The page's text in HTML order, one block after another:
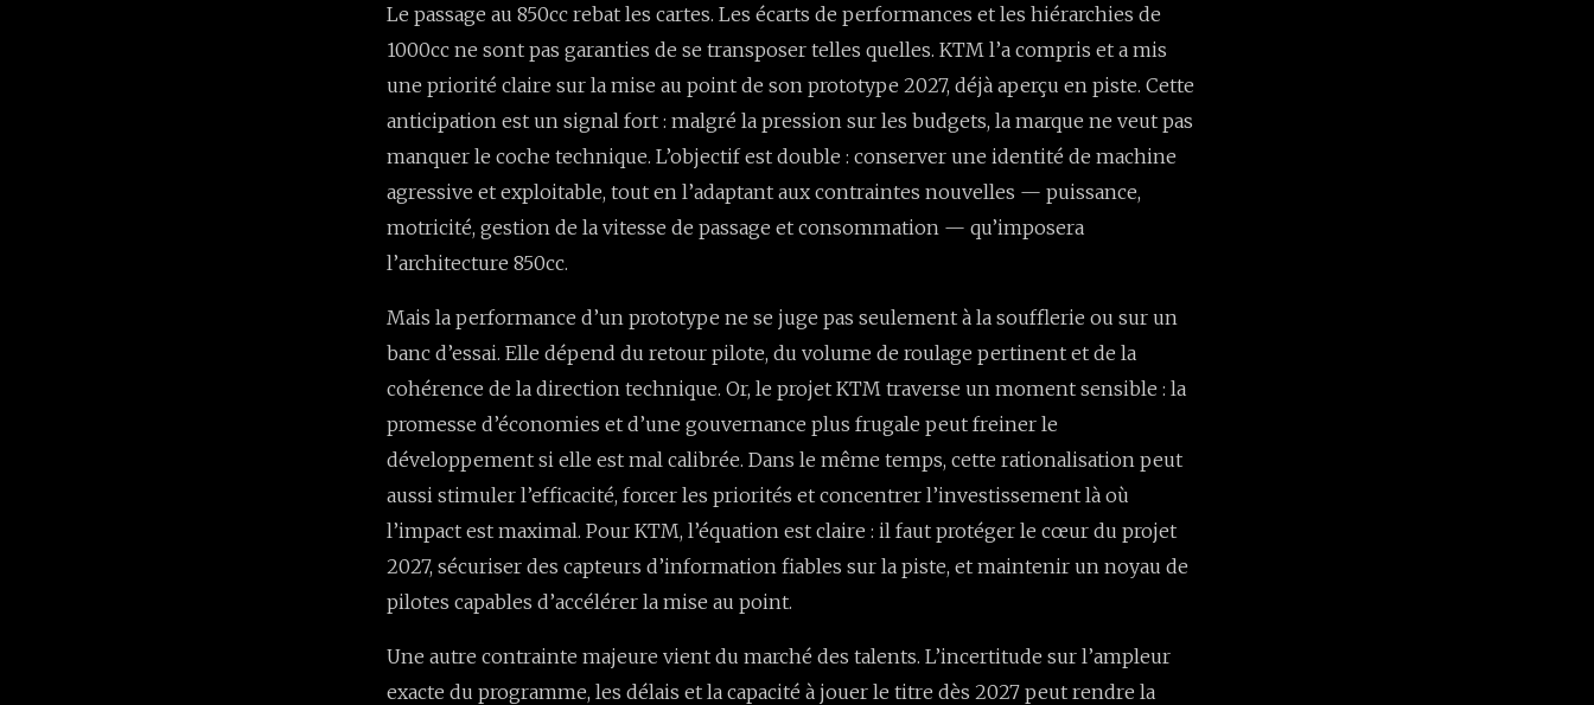
Le passage au 850cc rebat les cartes. Les écarts de performances et les hiérarchies de
1000cc ne sont pas garanties de se transposer telles quelles. KTM l’a compris et a mis
une priorité claire sur la mise au point de son prototype 2027, déjà aperçu en piste. Cette
anticipation est un signal fort : malgré la pression sur les budgets, la marque ne veut pas
manquer le coche technique. L’objectif est double : conserver une identité de machine
agressive et exploitable, tout en l’adaptant aux contraintes nouvelles — puissance,
motricité, gestion de la vitesse de passage et consommation — qu’imposera
l’architecture 850cc.
Mais la performance d’un prototype ne se juge pas seulement à la soufflerie ou sur un
banc d’essai. Elle dépend du retour pilote, du volume de roulage pertinent et de la
cohérence de la direction technique. Or, le projet KTM traverse un moment sensible : la
promesse d’économies et d’une gouvernance plus frugale peut freiner le
développement si elle est mal calibrée. Dans le même temps, cette rationalisation peut
aussi stimuler l’efficacité, forcer les priorités et concentrer l’investissement là où
l’impact est maximal. Pour KTM, l’équation est claire : il faut protéger le cœur du projet
2027, sécuriser des capteurs d’information fiables sur la piste, et maintenir un noyau de
pilotes capables d’accélérer la mise au point.
Une autre contrainte majeure vient du marché des talents. L’incertitude sur l’ampleur
exacte du programme, les délais et la capacité à jouer le titre dès 2027 peut rendre la